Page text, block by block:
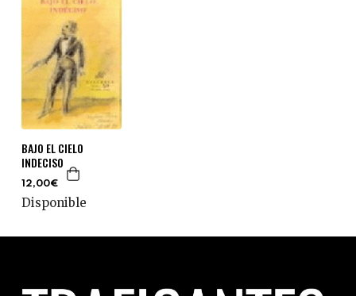
BAJO EL CIELO
INDECISO
12,00€
Disponible